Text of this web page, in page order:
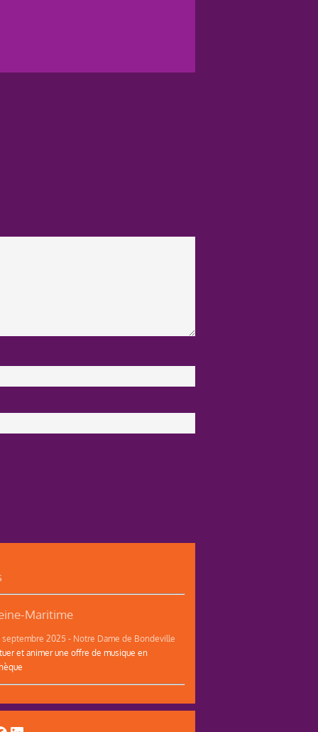
Maritime
septembre 2025 - Notre Dame de Bondeville
et animer une offre de musique en